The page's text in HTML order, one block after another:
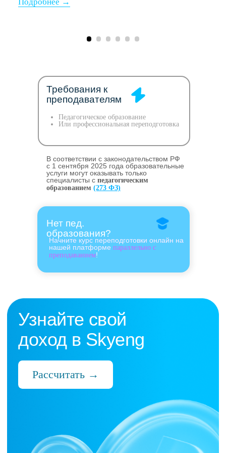
Педагогическое образование
Или профессиональная переподготовка
В соответствии с законодательством РФ
c 1 сентября 2025 года образовательные
услуги могут оказывать только
специалисты с педагогическим
образованием (273 ФЗ)
Начните курс переподготовки онлайн на
нашей платформе параллельно с
преподаванием!
Требования к
преподавателям
Нет пед.
образования?
Нас выбрали 10 000+
которые ценят:
Время
Готовые планы и материалы, онлайн-
платформа с автопроверкой заданий,
поддержка 24/7 и никакой бюрократии
Деньги
без штрафов и переработок, скрытых
условий и неприятных сюрпризов
Уважение к преподавателю и его